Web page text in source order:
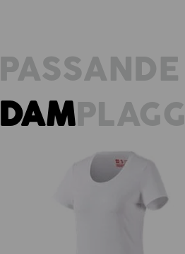
PASSANDE
DAMPLAGG